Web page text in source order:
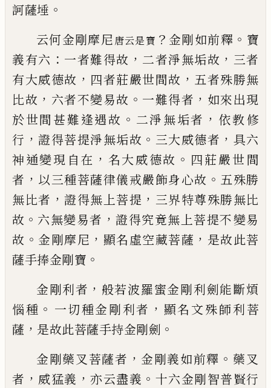
訶薩埵 。
云何金剛摩尼 唐云是寶 ？ 金剛如前釋 。 寶
義有六 ： 一者難得故 ， 二者淨無垢故 ， 三者
有大威德故 ， 四者莊嚴世間故 ， 五者殊勝無
比故 ， 六者不變易故 。 一難得者 ， 如來出現
於世間甚難逢遇故 。 二淨無垢者 ， 依教修
行 ， 證得菩提淨無垢故 。 三大威德者 ， 具六
神通變現自在 ， 名大威德故 。 四莊嚴世間
者 ， 以三種菩薩律儀戒嚴飾身心故 。 五殊勝
無比者 ， 證得無上菩提 ， 三界特尊殊勝無比
故 。 六無變易者 ， 證得究竟無上菩提不變易
故 。 金剛摩尼 ， 顯名虛空藏菩薩 ， 是故此菩
薩手捧金剛寶 。
金剛利者 ， 般若波羅蜜金剛利劍能斷煩
惱種 。 一切種金剛利者 ， 顯名文殊師利菩
薩 ， 是故此菩薩手持金剛劍 。
金剛藥叉菩薩者 ， 金剛義如前釋 。 藥叉
者 ， 威猛義 ， 亦云盡義 。 十六金剛智普賢行